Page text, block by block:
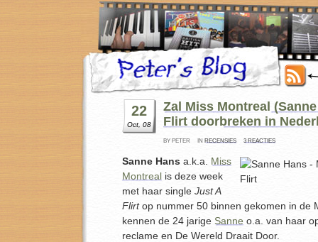
22
Oct, 08
Zal Miss Montreal
Flirt doorbreken in
BY PETER IN RECENSIES 3 REACTIES
Sanne Hans a.k.a. Miss
Montreal is deze week
met haar single Just A
Flirtop nummer 50 binnen gekomen in de
kennen de 24 jarige Sanne o.a. van haar
reclame en De Wereld Draait Door.